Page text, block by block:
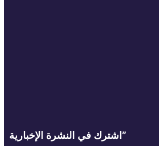
اشترك في النشرة الإخبارية”